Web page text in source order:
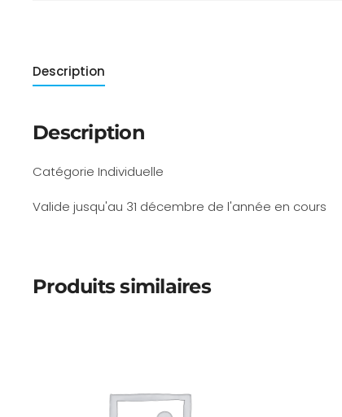
Description
Description
Catégorie Individuelle
Valide jusqu'au 31 décembre de l'année en cours
Produits similaires